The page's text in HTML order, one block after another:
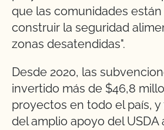
que las comunidades
construir la seguridad
zonas desatendidas".
Desde 2020, las
invertido más de $46,8
proyectos en todo el país,
del amplio apoyo del USDA